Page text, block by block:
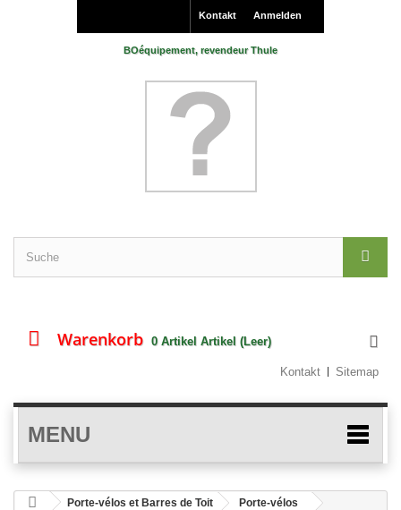
Anmelden
Kontakt
BOéquipement, revendeur Thule
Warenkorb 0 Artikel Artikel (Leer)
Kontakt Sitemap
MENU
Porte-vélos et Barres de Toit
Porte-vélos